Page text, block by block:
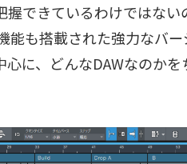
できているわけではない
も搭載された強力なバ
に、どんなDAWなのか